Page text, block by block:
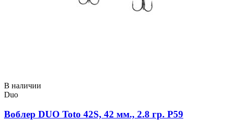
В наличии
Duo
Воблер DUO Toto 42S, 42 мм., 2.8 гр. P59